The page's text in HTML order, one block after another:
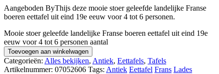
Aangeboden ByThijs deze mooie stoer geleefde landelijke Franse
boeren eettafel uit eind 19e eeuw voor 4 tot 6 personen.
Mooie stoer geleefde landelijke Franse boeren eettafel uit eind 19e
eeuw voor 4 tot 6 personen aantal
Toevoegen aan winkelwagen
Categorieën: Alles bekijken, Antiek, Eettafels, Tafels
Artikelnummer: 07052606 Tags: Antiek Eettafel Frans Lades